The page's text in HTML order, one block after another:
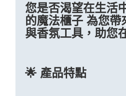
您是否渴望在生活
的魔法櫃子 為您
與香氛工具，助您
🌟 產品特點